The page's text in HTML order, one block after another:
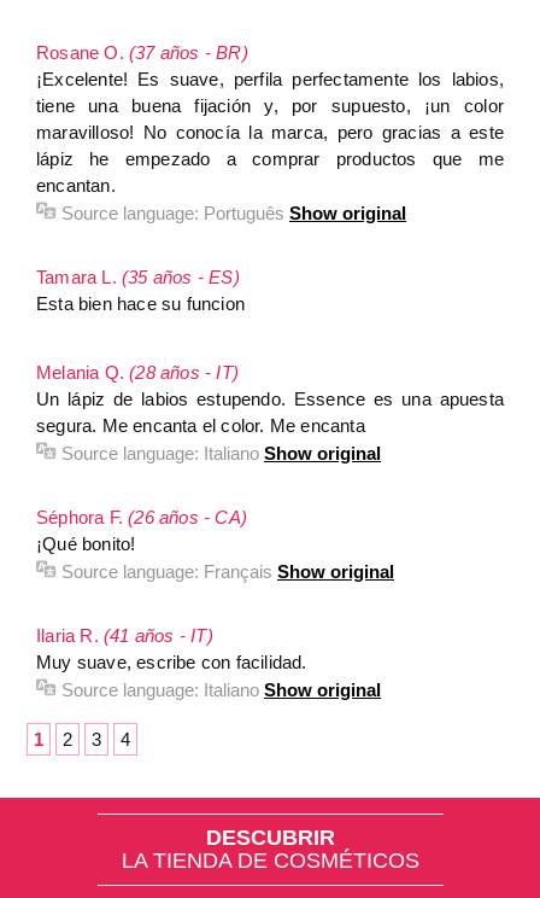
Rosane O. (37 años - BR)
¡Excelente! Es suave, perfila perfectamente los labios,
tiene una buena fijación y, por supuesto, ¡un color
maravilloso! No conocía la marca, pero gracias a este
lápiz he empezado a comprar productos que me
encantan.
Source language: Português Show original
Tamara L. (35 años - ES)
Esta bien hace su funcion
Melania Q.(28 años - IT)
Un lápiz de labios estupendo. Essence es una apuesta
segura. Me encanta el color. Me encanta
Source language: Italiano Show original
Séphora F.(26 años - CA)
¡Qué bonito!
Source language: Français Show original
Ilaria R. (41 años - IT)
Muy suave, escribe con facilidad.
Source language: Italiano Show original
1 2 3 4
DESCUBRIR
LA TIENDA DE COSMÉTICOS